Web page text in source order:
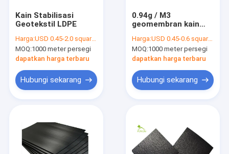
Kain Stabilisasi
Geotekstil LDPE
Harga:USD 0.45-2.0 square meters
MOQ:1000 meter persegi
dapatkan harga terbaru
Hubungi sekarang
0.94g / M3
geomembran kain
Lembaran Plastik
Untuk Kolam Ikan
Harga:USD 0.45-0.6 square meters
MOQ:1000 meter persegi
dapatkan harga terbaru
Hubungi sekarang